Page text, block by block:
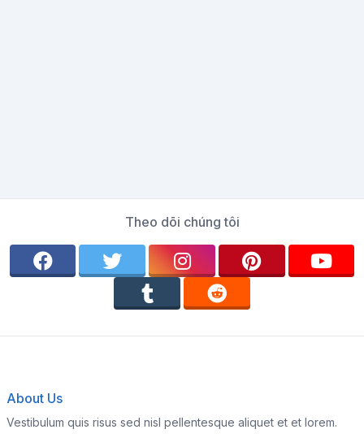
Theo dõi chúng tôi
About Us
Vestibulum quis risus sed nisl pellentesque aliquet et et lorem.